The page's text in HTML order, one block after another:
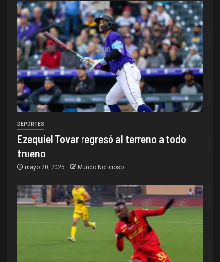
DEPORTES
Ezequiel Tovar regresó al terreno a todo
trueno
mayo 20, 2025 Mundo Noticioso